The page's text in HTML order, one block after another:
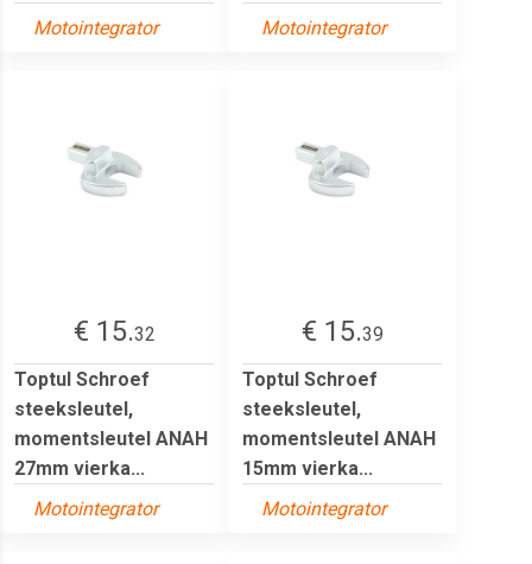
Motointegrator Motointegrator
€ 15.32
Toptul Schroef
steeksleutel,
momentsleutel ANAH
27mm vierka...
Motointegrator
€ 15.39
Toptul Schroef
steeksleutel,
momentsleutel ANAH
15mm vierka...
Motointegrator